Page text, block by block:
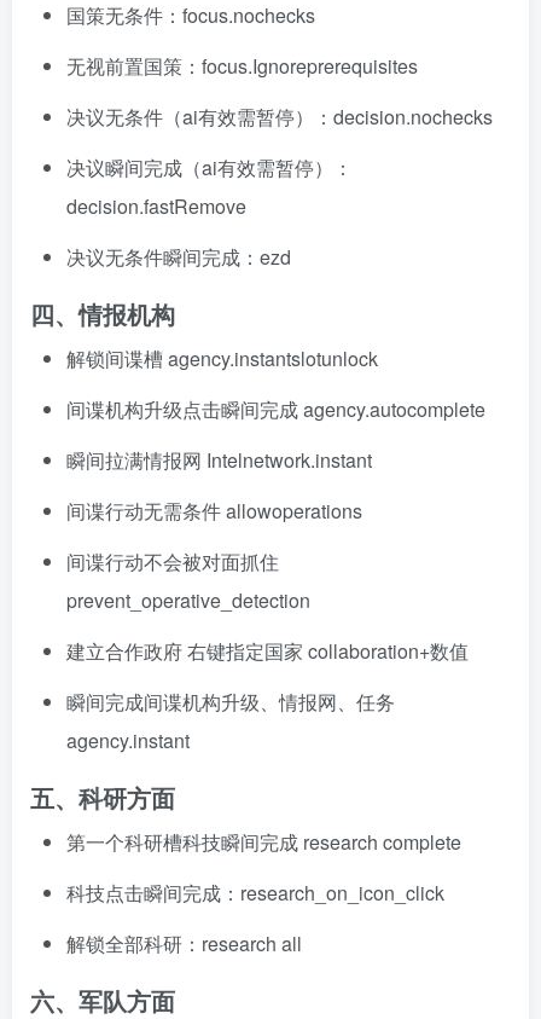
源杂烩 网络游戏 问题求助
国策无条件：focus.nochecks
无视前置国策：focus.Ignoreprerequisites
决议无条件（ai有效需暂停）：decision.nochecks
决议瞬间完成（ai有效需暂停）：
decision.fastRemove
决议无条件瞬间完成：ezd
四、情报机构
解锁间谍槽 agency.instantslotunlock
间谍机构升级点击瞬间完成 agency.autocomplete
瞬间拉满情报网 Intelnetwork.instant
间谍行动无需条件 allowoperations
间谍行动不会被对面抓住
prevent_operative_detection
建立合作政府 右键指定国家 collaboration+数值
瞬间完成间谍机构升级、情报网、任务
agency.instant
五、科研方面
第一个科研槽科技瞬间完成 research complete
科技点击瞬间完成：research_on_icon_click
解锁全部科研：research all
六、军队方面